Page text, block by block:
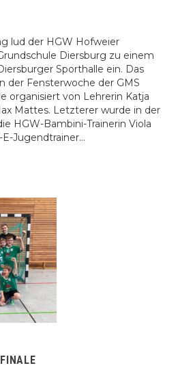
lud der HGW Hofweier
Diersburg zu einem
Sporthalle ein. Das
der Fensterwoche der GMS
organisiert von Lehrerin Katja
Mattes. Letzterer wurde in der
HGW-Bambini-Trainerin Viola
Jugendtrainer…